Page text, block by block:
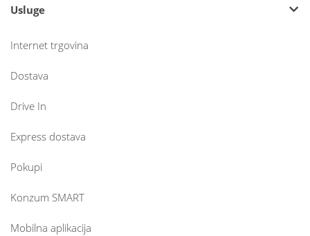
Usluge
Internet trgovina
Dostava
Drive In
Express dostava
Pokupi
Konzum SMART
Mobilna aplikacija